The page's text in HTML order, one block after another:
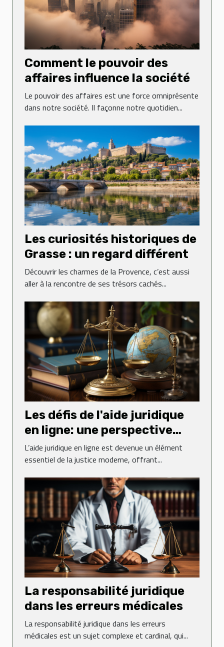
Comment le pouvoir des
affaires influence la société
Le pouvoir des affaires est une force omniprésente
dans notre société. Il façonne notre quotidien...
Les curiosités historiques de
Grasse : un regard différent
Découvrir les charmes de la Provence, c’est aussi
aller à la rencontre de ses trésors cachés...
Les défis de l'aide juridique
en ligne: une perspective
globale
L’aide juridique en ligne est devenue un élément
essentiel de la justice moderne, offrant...
La responsabilité juridique
dans les erreurs médicales
La responsabilité juridique dans les erreurs
médicales est un sujet complexe et cardinal, qui...